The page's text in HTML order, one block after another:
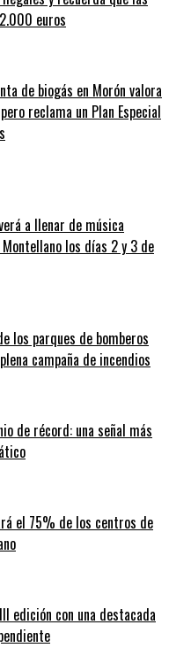
euros
de biogás en Morón valora
reclama un Plan Especial
a llenar de música
los días 2 y 3 de
los parques de bomberos
campaña de incendios
de récord: una señal más
el 75% de los centros de
edición con una destacada